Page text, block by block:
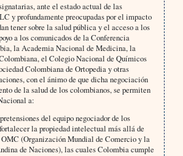
ante el estado actual de las
y profundamente preocupadas por el impacto
tener sobre la salud pública y el acceso a los
a los comunicados de la Conferencia
la Academia Nacional de Medicina, la
el Colegio Nacional de Químicos
Colombiana de Ortopedia y otras
con el ánimo de que dicha negociación
de la salud de los colombianos, se permiten
a:
del equipo negociador de los
la propiedad intelectual más allá de
(Organización Mundial de Comercio y la
de Naciones), las cuales Colombia cumple